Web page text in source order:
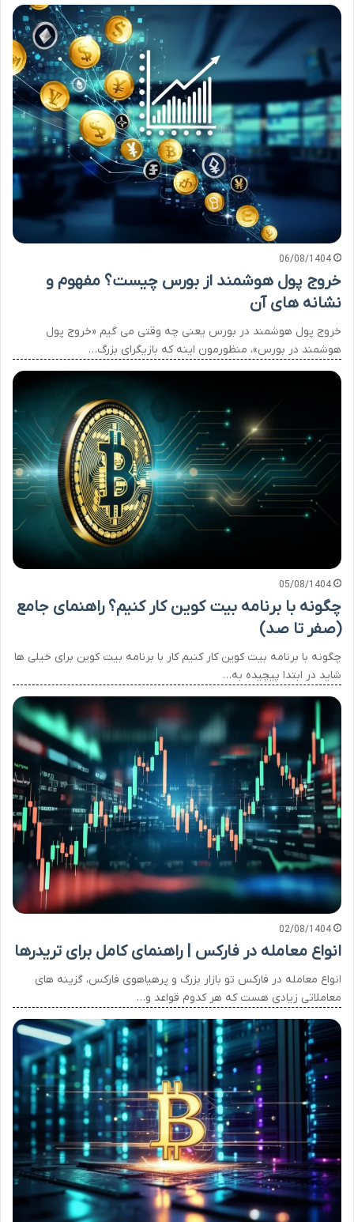
06/08/1404
خروج پول هوشمند از بورس چیست؟ مفهوم و
نشانه های آن
خروج پول هوشمند در بورس یعنی چه وقتی می گیم «خروج پول
هوشمند در بورس»، منظورمون اینه که بازیگرای بزرگ…
05/08/1404
چگونه با برنامه بیت کوین کار کنیم؟ راهنمای جامع
(صفر تا صد)
چگونه با برنامه بیت کوین کار کنیم کار با برنامه بیت کوین برای خیلی ها
شاید در ابتدا پیچیده به…
02/08/1404
انواع معامله در فارکس | راهنمای کامل برای تریدرها
انواع معامله در فارکس تو بازار بزرگ و پرهیاهوی فارکس، گزینه های
معاملاتی زیادی هست که هر کدوم قواعد و…